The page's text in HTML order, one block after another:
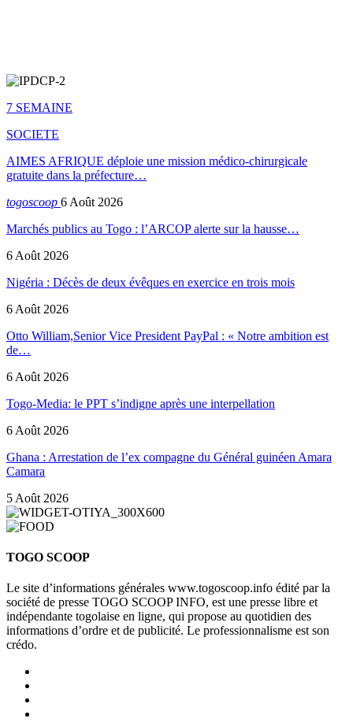
7 SEMAINE
SOCIETE
AIMES AFRIQUE déploie une mission médico-chirurgicale
gratuite dans la préfecture…
togoscoop 6 Août 2026
Marchés publics au Togo : l’ARCOP alerte sur la hausse…
6 Août 2026
Nigéria : Décès de deux évêques en exercice en trois mois
6 Août 2026
Otto William,Senior Vice President PayPal : « Notre ambition est
de…
6 Août 2026
Togo-Media: le PPT s’indigne après une interpellation
6 Août 2026
Ghana : Arrestation de l’ex compagne du Général guinéen Amara
Camara
5 Août 2026
TOGO SCOOP
Le site d’informations générales www.togoscoop.info édité par la
société de presse TOGO SCOOP INFO, est une presse libre et
indépendante togolaise en ligne, qui propose au quotidien des
informations d’ordre et de publicité. Le professionnalisme est son
crédo.